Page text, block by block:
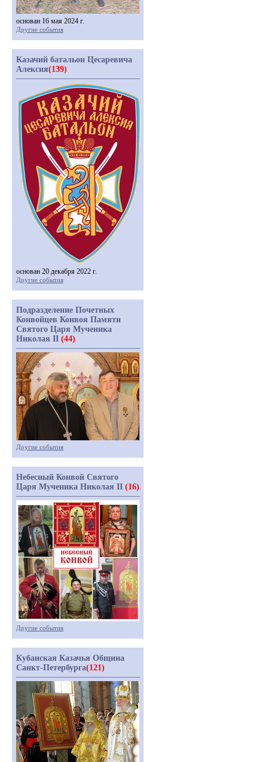
основан 16 мая 2024 г.
Другие события
Казачий батальон Цесаревича
Алексия(139)
основан 20 декабря 2022 г.
Другие события
Подразделение Почетных
Конвойцев Конвоя Памяти
Святого Царя Мученика
Николая II (44)
Другие события
Небесный Конвой Святого
Царя Мученика Николая II (16)
Другие события
Кубанская Казачья Община
Санкт-Петербурга(121)